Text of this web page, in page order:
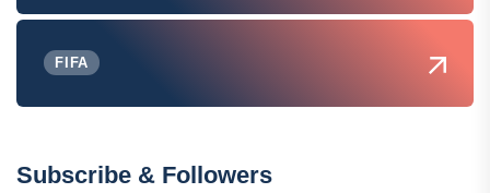
FIFA
Subscribe & Followers